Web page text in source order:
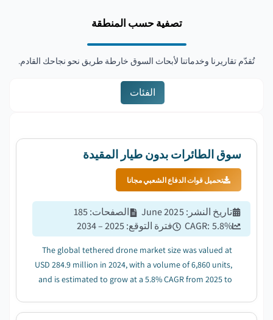
تصفية حسب المنطقة
تُقدّم تقاريرنا وخدماتنا لأبحاث السوق خارطة طريق نحو نجاحك القادم.
الفئات
سوق الطائرات بدون طيار المقيدة
تحميل قوات الدفاع الشعبي مجانا
تاريخ النشر :
June 2025 الصفحات:
185
CAGR: 5.8% فترة التوقع:
2025 – 2034
The global tethered drone market size was valued at
USD 284.9 million in 2024, with a volume of 6,860 units,
and is estimated to grow at a 5.8% CAGR from 2025 to